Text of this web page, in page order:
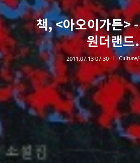
책, <아오이가든>
원더랜드.
2011.07.13 07:30 Culture/